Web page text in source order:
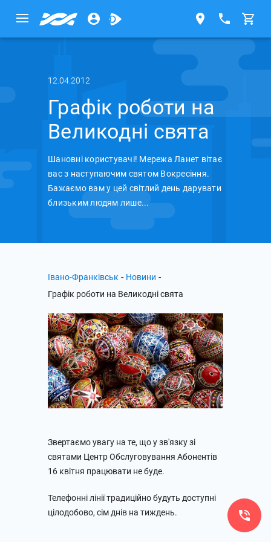
12.04.2012
Графік роботи на
Великодні свята
Шановні користувачі! Мережа Ланет вітає
вас з наступаючим святом Вокресіння.
Бажаємо вам у цей світлий день дарувати
близьким людям лише...
Івано-Франківськ - Новини -
Графік роботи на Великодні свята
Звертаємо увагу на те, що у зв'язку зі
святами Центр Обслуговування Абонентів
16 квітня працювати не буде.
Телефонні лінії традиційно будуть доступні
цілодобово, сім днів на тиждень.